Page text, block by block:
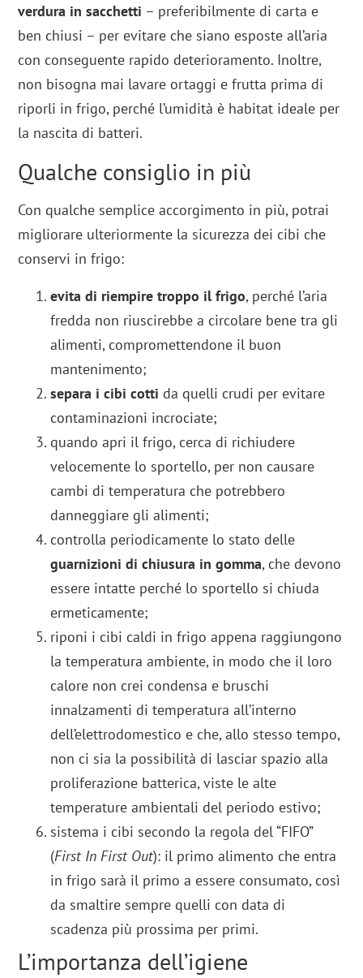
verdura in sacchetti – preferibilmente di carta e
ben chiusi – per evitare che siano esposte all’aria
con conseguente rapido deterioramento. Inoltre,
non bisogna mai lavare ortaggi e frutta prima di
riporli in frigo, perché l’umidità è habitat ideale per
la nascita di batteri.
Qualche consiglio in più
Con qualche semplice accorgimento in più, potrai
migliorare ulteriormente la sicurezza dei cibi che
conservi in frigo:
evita di riempire troppo il frigo, perché l’aria
fredda non riuscirebbe a circolare bene tra gli
alimenti, compromettendone il buon
mantenimento;
separa i cibi cotti da quelli crudi per evitare
contaminazioni incrociate;
quando apri il frigo, cerca di richiudere
velocemente lo sportello, per non causare
cambi di temperatura che potrebbero
danneggiare gli alimenti;
controlla periodicamente lo stato delle
guarnizioni di chiusura in gomma, che devono
essere intatte perché lo sportello si chiuda
ermeticamente;
riponi i cibi caldi in frigo appena raggiungono
la temperatura ambiente, in modo che il loro
calore non crei condensa e bruschi
innalzamenti di temperatura all’interno
dell’elettrodomestico e che, allo stesso tempo,
non ci sia la possibilità di lasciar spazio alla
proliferazione batterica, viste le alte
temperature ambientali del periodo estivo;
sistema i cibi secondo la regola del “FIFO”
(First In First Out): il primo alimento che entra
in frigo sarà il primo a essere consumato, così
da smaltire sempre quelli con data di
scadenza più prossima per primi.
L’importanza dell’igiene